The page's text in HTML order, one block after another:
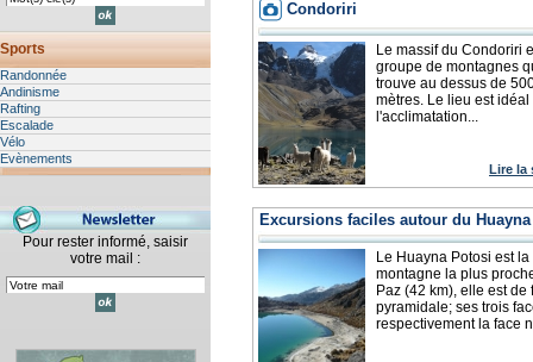
Sports
Randonnée
Andinisme
Rafting
Escalade
Vélo
Evènements
Pour rester informé, saisir
votre mail :
Condoriri
Le massif du Condoriri
groupe de montagnes
trouve au dessus de
mètres. Le lieu est idéal
l'acclimatation...
Lire la
Excursions faciles autour du
Le Huayna Potosi est la
montagne la plus
Paz (42 km), elle est de
pyramidale; ses trois
respectivement la face